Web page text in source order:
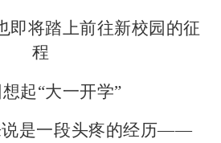
即将踏上前往新校园的征
程
想起“大一开学”
说是一段头疼的经历——